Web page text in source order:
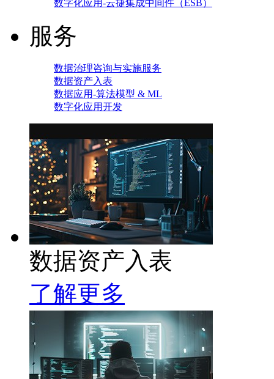
数字化应用-云捷集成中间件（ESB）
服务
数据治理咨询与实施服务
数据资产入表
数据应用-算法模型 & ML
数字化应用开发
数据资产入表
了解更多